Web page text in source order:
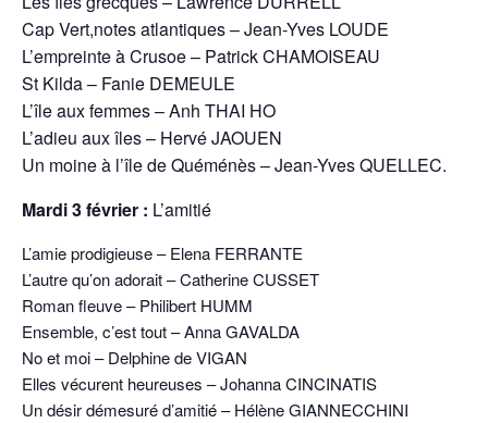
Cap Vert,notes atlantiques – Jean-Yves LOUDE
L’empreinte à Crusoe – Patrick CHAMOISEAU
St Kilda – Fanie DEMEULE
L’île aux femmes – Anh THAI HO
L’adieu aux îles – Hervé JAOUEN
Un moine à l’île de Quéménès – Jean-Yves QUELLEC.
Mardi 3 février : L’amitié
L’amie prodigieuse – Elena FERRANTE
L’autre qu’on adorait – Catherine CUSSET
Roman fleuve – Philibert HUMM
Ensemble, c’est tout – Anna GAVALDA
No et moi – Delphine de VIGAN
Elles vécurent heureuses – Johanna CINCINATIS
Un désir démesuré d’amitié – Hélène GIANNECCHINI